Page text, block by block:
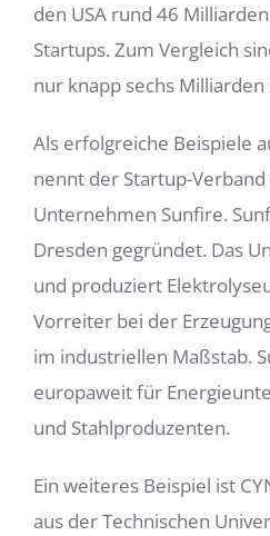
den USA rund 46
Startups. Zum Vergleich
nur knapp sechs Milliarden
Als erfolgreiche Beispiele
nennt der Startup-
Unternehmen Sunfire.
Dresden gegründet. Das
und produziert
Vorreiter bei der
im industriellen Maßstab.
europaweit für
und Stahlproduzenten.
Ein weiteres Beispiel ist
aus der Technischen